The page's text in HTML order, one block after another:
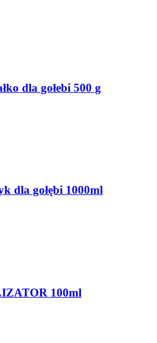
dla gołebi 500 g
dla gołębi 1000ml
100ml